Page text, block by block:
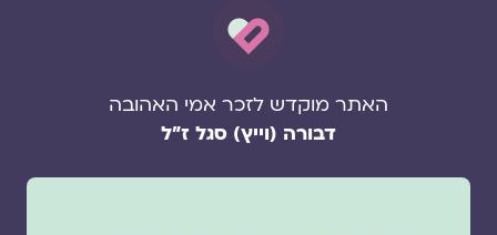
האתר מוקדש לזכר אמי האהובה
דבורה (וייץ) סגל ז"ל